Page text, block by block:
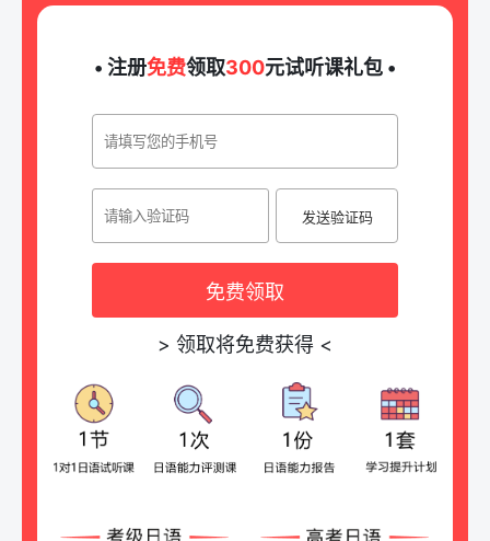
• 注册免费领取300元试听课礼包 •
发送验证码
免费领取
> 领取将免费获得 <